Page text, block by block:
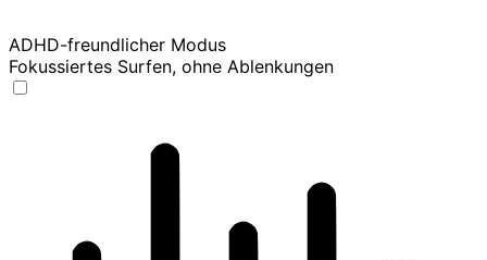
ADHD-freundlicher Modus
Fokussiertes Surfen, ohne Ablenkungen